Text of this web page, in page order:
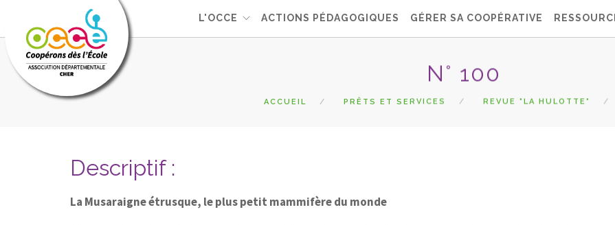
L'OCCE ACTIONS PÉDAGOGIQUES GÉRER SA COOPÉRATIVE
N° 100
ACCUEIL PRÊTS ET SERVICES REVUE "LA HULOTTE"
Descriptif :
La Musaraigne étrusque, le plus petit mammifère du monde